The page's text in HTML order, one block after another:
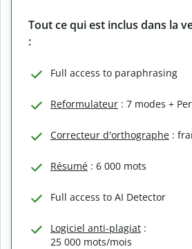
Tout ce qui est inclus dans la
:
Full access to paraphrasing
Reformulateur : 7 modes +
Correcteur d'orthographe :
Résumé : 6 000 mots
Full access to AI Detector
Logiciel anti-plagiat :
25 000 mots/mois